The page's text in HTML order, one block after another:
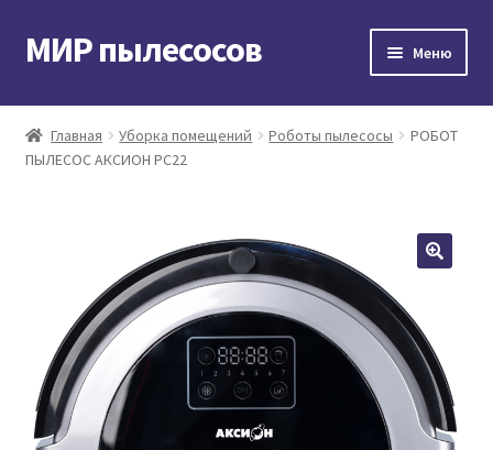
Перейти
к
Перейти
к
МИР пылесосов Меню
Главная
Мой аккаунт
Корзина
Главная Уборка помещений Роботы пылесосы
РОБОТ
ПЫЛЕСОС АКСИОН РС22